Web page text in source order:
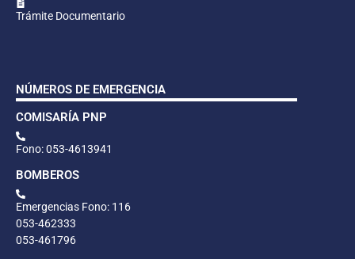
Trámite Documentario
NÚMEROS DE EMERGENCIA
COMISARÍA PNP
Fono: 053-4613941
BOMBEROS
Emergencias Fono: 116
053-462333
053-461796